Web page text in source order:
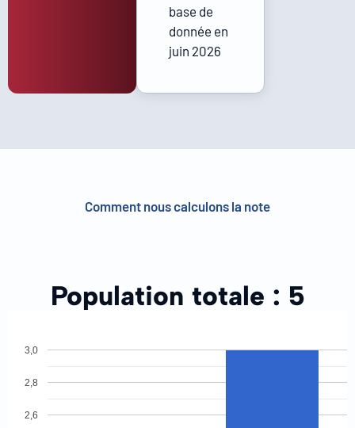
base de
donnée en
juin 2026
Comment nous calculons la note
Population totale : 5
2,6
2,8
3,0